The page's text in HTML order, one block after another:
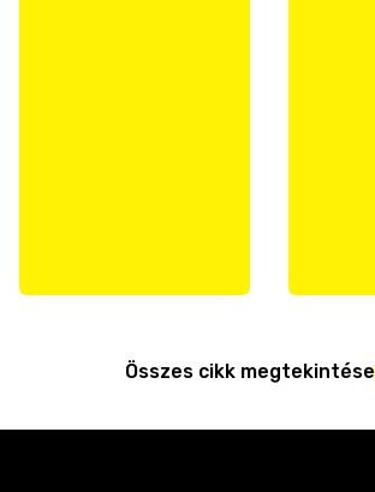
Összes cikk megtekintése